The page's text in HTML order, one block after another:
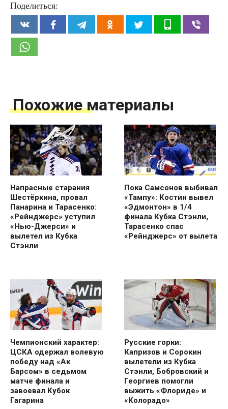
Поделиться:
Похожие материалы
Напрасные старания
Шестёркина, провал
Панарина и Тарасенко:
«Рейнджерс» уступил
«Нью-Джерси» и
вылетел из Кубка
Стэнли
Пока Самсонов выбивал
«Тампу»: Костин вывел
«Эдмонтон» в 1/4
финала Кубка Стэнли,
Тарасенко спас
«Рейнджерс» от вылета
Чемпионский характер:
ЦСКА одержал волевую
победу над «Ак
Барсом» в седьмом
матче финала и
завоевал Кубок
Гагарина
Русские горки:
Капризов и Сорокин
вылетели из Кубка
Стэнли, Бобровский и
Георгиев помогли
выжить «Флориде» и
«Колорадо»